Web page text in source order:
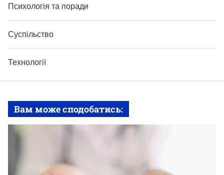
Психологія та поради
Суспільство
Технології
Вам може сподобатись: